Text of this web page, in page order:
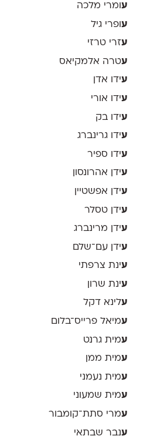
ע ומרי מלכה
עופרי גיל
עזרי טרזי
עטרה אלמקיאס
עידו אדן
עידו אורי
עידו בק
עידו גרינברג
עידו ספיר
עידן אהרונסון
עידן אפשטיין
עידן טסלר
עידן מרינברג
עידן עם־שלם
עינת צרפתי
עינת שרון
עלינא דקל
עמיאל פרייס־בלום
עמית גרנט
עמית ממן
עמית נעמני
עמית שמעוני
עמרי סתת־קומבור
ענבר שבתאי